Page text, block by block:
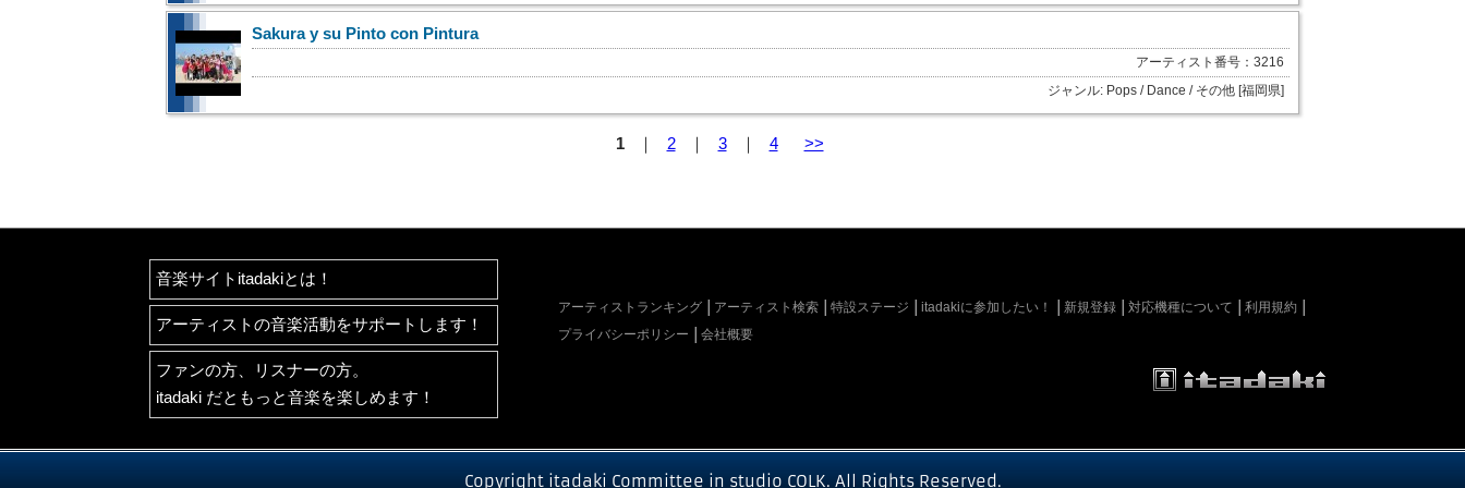
Sakura y su Pinto con Pintura
アーティスト番号：3216
ジャンル: Pops / Dance / その他 [福岡県]
1｜ 2｜ 3｜ 4 >>
音楽サイトitadakiとは！
アーティストの音楽活動をサポートします！
ファンの方、リスナーの方。
itadaki だともっと音楽を楽しめます！
アーティストランキング アーティスト検索 特設ステージ itadakiに参加したい！ 新規登録 対応機種について
利用規約
プライバシーポリシー
会社概要
Copyright itadaki Committee in studio COLK. All Rights Reserved.